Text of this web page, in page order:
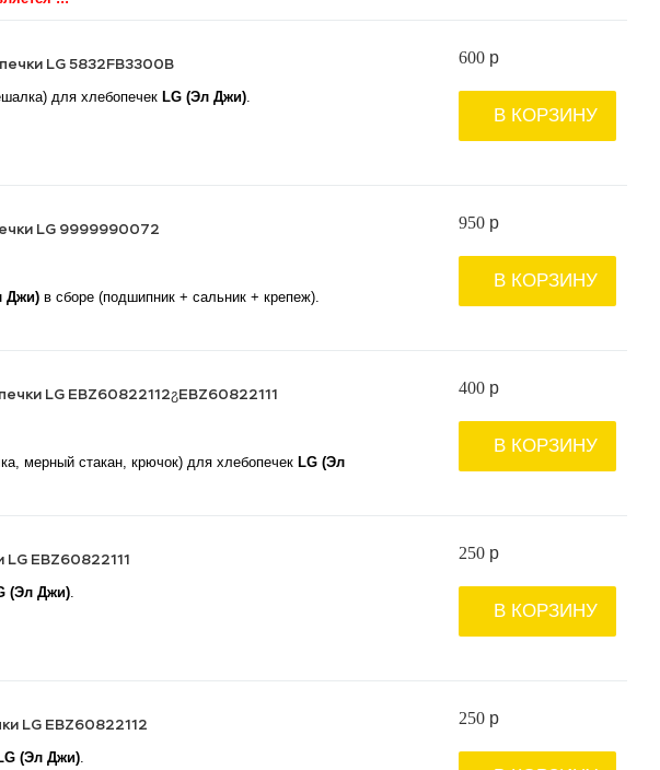
LG 5832FB3300B
для хлебопечек LG (Эл Джи).
600 p
В КОРЗИНУ
LG 9999990072
Джи) в сборе (подшипник + сальник + крепеж).
950 p
В КОРЗИНУ
LG EBZ60822112ჷEBZ60822111
мерный стакан, крючок) для хлебопечек LG (Эл
400 p
В КОРЗИНУ
EBZ60822111
(Эл Джи).
250 p
В КОРЗИНУ
LG EBZ60822112
(Эл Джи).
250 p